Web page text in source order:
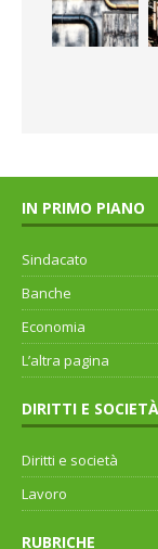
IN PRIMO PIANO
Sindacato
Banche
Economia
L’altra pagina
DIRITTI E SOCIETÀ
Diritti e società
Lavoro
RUBRICHE